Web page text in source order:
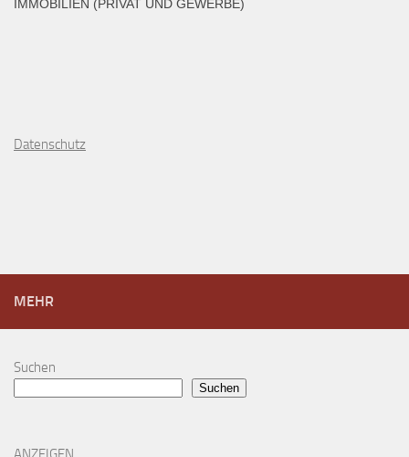
IMMOBILIEN (PRIVAT UND GEWERBE)
Datenschutz
MEHR
Suchen
Suchen